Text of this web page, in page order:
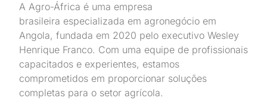
A Agro-África é uma empresa
brasileira especializada em agronegócio em
Angola, fundada em 2020 pelo executivo Wesley
Henrique Franco. Com uma equipe de profissionais
capacitados e experientes, estamos
comprometidos em proporcionar soluções
completas para o setor agrícola.